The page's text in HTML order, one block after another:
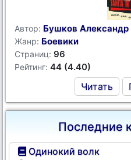
Автор: Бушков Александр
Жанр: Боевики
Страниц: 96
Рейтинг: 44 (4.40)
Читать
Последние
Одинокий волк